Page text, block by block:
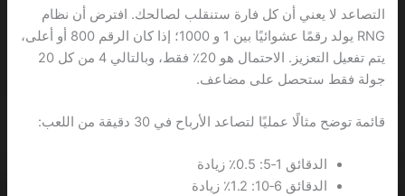
التصاعد لا يعني أن كل فارة ستنقلب لصالحك. افترض أن نظام
RNG يولد رقمًا عشوائيًا بين 1 و 1000؛ إذا كان الرقم 800 أو أعلى،
يتم تفعيل التعزيز. الاحتمال هو 20٪ فقط، وبالتالي 4 من كل 20
جولة فقط ستحصل على مضاعف.
قائمة توضح مثالًا عمليًا لتصاعد الأرباح في 30 دقيقة من اللعب:
الدقائق 1‑5: 0.5٪ زيادة
الدقائق 6‑10: 1.2٪ زيادة